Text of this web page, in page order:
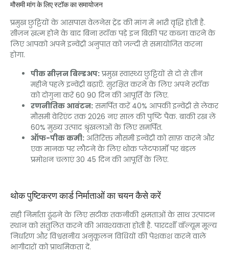
मौसमी मांग के लिए स्टॉक का समायोजन
प्रमुख छुट्टियों के आसपास वेलनेस ट्रेंड की मांग में भारी वृद्धि होती है.
सीज़न ख़त्म होने के बाद बिना स्टॉक पड़े इन बिक्री पर कब्ज़ा करने के
लिए आपको अपने इन्वेंट्री अनुपात को जल्दी से समायोजित करना
होगा.
पीक सीज़न बिल्डअप:प्रमुख स्वास्थ्य छुट्टियों से दो से तीन
महीने पहले इन्वेंट्री बढ़ाएँ. सुरक्षित करने के लिए अपने स्टॉक
को दोगुना करें 60 90 दिन की आपूर्ति के लिए.
रणनीतिक आवंटन:समर्पित करें 40% आपकी इन्वेंट्री से लेकर
मौसमी वेरिएंट तक 2026 नए साल की पुष्टि पैक. बाकी रख लें
60% मुख्य उत्पाद श्रृंखलाओं के लिए समर्पित.
ऑफ-पीक कमी: अतिरिक्त मौसमी इन्वेंट्री को साफ़ करने और
एक मानक पर लौटने के लिए थोक प्लेटफार्मों पर बंडल
प्रमोशन चलाएं 30 45 दिन की आपूर्ति के लिए.
थोक पुष्टिकरण कार्ड निर्माताओं का चयन कैसे करें
सही निर्माता ढूंढने के लिए सटीक तकनीकी क्षमताओं के साथ उत्पादन
स्थान को संतुलित करने की आवश्यकता होती है. पारदर्शी वॉल्यूम मूल्य
निर्धारण और विश्वसनीय अनुकूलन विधियों की पेशकश करने वाले
भागीदारों को प्राथमिकता दें.